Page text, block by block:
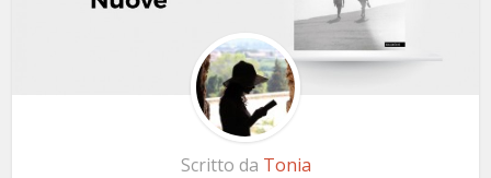
Scritto da Tonia